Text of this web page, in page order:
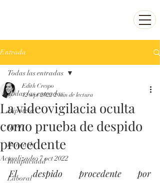
Entrada
Todas las entradas
Hipoteca
IRPH
Bancario
Incapacidad
Laboral
Todas las entradas
La videovigilacia oculta
como prueba de despido
procedente
Edith Crespo
12 sept 2022 2 min de lectura
Actualizado: 7 oct 2022
El despido procedente por